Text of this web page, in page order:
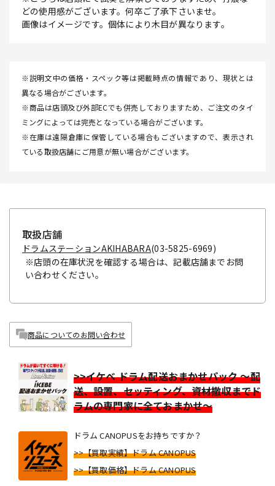
どの使用感がございます。何卒ご了承下さいませ。
画像はイメージです。個体により木目が異なります。
※説明文中の価格・スペック等は掲載時点の情報であり、現状とは
異なる場合がございます。
※商品は店頭及び外部ECでも併売しておりますため、ご注文のタイ
ミングによっては完売となっている場合がございます。
※在庫は遠隔倉庫に保管している場合もございますので、表示され
ている取扱店舗にご用意が無い場合がございます。
取扱店舗
ドラムステーションAKIHABARA(03-5825-6969)
※店頭の在庫状況を確認する場合は、記載店舗までお問
い合わせください。
商品についてのお問い合わせ
>>イケベ ドラム配送おまかせパック ～配
送、設置、セッティング、資材撤収までド
ラムの専門家に全ておまかせ～
ドラム CANOPUSをお持ちですか？
>>【買取実績】ドラム CANOPUS
>>【買取価格】ドラム CANOPUS